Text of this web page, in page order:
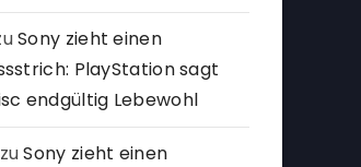
Sony zieht einen
PlayStation sagt
endgültig Lebewohl
zuSony zieht einen